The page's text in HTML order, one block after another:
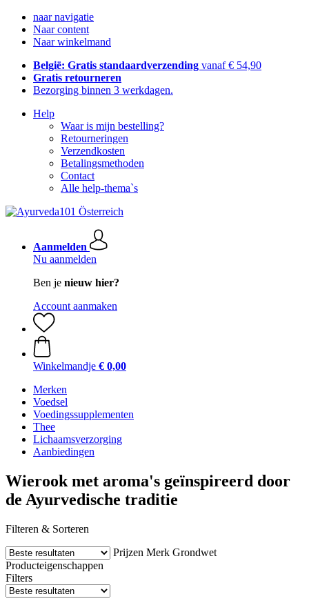
naar navigatie
Naar content
Naar winkelmand
België: Gratis standaardverzending vanaf € 54,90
Gratis retourneren
Bezorging binnen 3 werkdagen.
Help
Waar is mijn bestelling?
Retourneringen
Verzendkosten
Betalingsmethoden
Contact
Alle help-thema`s
Aanmelden
Nu aanmelden
Ben je nieuw hier?
Account aanmaken
Winkelmandje € 0,00
Merken
Voedsel
Voedingssupplementen
Thee
Lichaamsverzorging
Aanbiedingen
Wierook met aroma's geïnspireerd door
de Ayurvedische traditie
Filteren & Sorteren
Prijzen Merk Grondwet
Producteigenschappen
Filters